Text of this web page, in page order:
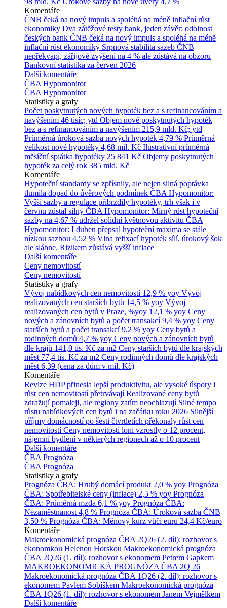
Komentáře
ČNB čeká na nový impuls a spoléhá na méně inflační růst
ekonomiky Dva zátěžové testy bank, jeden závěr: odolnost
českých bank ČNB čeká na nový impuls a spoléhá na méně
inflační růst ekonomiky Srpnová stabilita sazeb ČNB
nepřekvapí, zářijové zvýšení na 4 % ale zůstává na obzoru
Bankovní statistika za červen 2026
Další komentáře
ČBA Hypomonitor
ČBA Hypomonitor
Statistiky a grafy
Počet poskytnutých nových hypoték bez a s refinancováním a
navýšením 46 tisíc; ytd Objem nově poskytnutých hypoték
bez a s refinancováním a navýšením 215,9 mld. Kč; ytd
Průměrná úroková sazba nových hypoték 4,79 % Průměrná
velikost nové hypotéky 4,68 mil. Kč Ilustrativní průměrná
měsíční splátka hypotéky 25 841 Kč Objemy poskytnutých
hypoték za celý rok 385 mld. Kč
Komentáře
Hypoteční standardy se zpřísnily, ale nejen silná poptávka
tlumila dopad do úvěrových podmínek ČBA Hypomonitor:
Vyšší sazby a regulace přibrzdily hypotéky, trh však i v
červnu zůstal silný ČBA Hypomonitor: Mírný růst hypoteční
sazby na 4,67 % udržel solidní květnovou aktivitu ČBA
Hypomonitor: I duben přepsal hypoteční maxima se stále
nízkou sazbou 4,52 % Vlna refixací hypoték sílí, úrokový šok
ale slábne. Rizikem zůstává vyšší inflace
Další komentáře
Ceny nemovitostí
Ceny nemovitostí
Statistiky a grafy
Vývoj nabídkových cen nemovitostí 12,9 % yoy Vývoj
realizovaných cen starších bytů 14,5 % yoy Vývoj
realizovaných cen bytů v Praze, %yoy 12,1 % yoy Ceny
nových a zánovních bytů a počet transakcí 9,4 % yoy Ceny
starších bytů a počet transakcí 9,2 % yoy Ceny bytů a
rodinných domů 4,7 % yoy Ceny nových a zánovních bytů
dle krajů 141,0 tis. Kč za m2 Ceny starších bytů dle krajských
měst 77,4 tis. Kč za m2 Ceny rodinných domů dle krajských
měst 6,39 (cena za dům v mil. Kč)
Komentáře
Revize HDP přinesla lepší produktivitu, ale vysoké úspory i
růst cen nemovitostí přetrvávají Realizované ceny bytů
zdražují pomaleji, ale regiony zatím neochlazují Silné tempo
růstu nabídkových cen bytů i na začátku roku 2026 Silnější
příjmy domácností po šesti čtvrtletích překonaly růst cen
nemovitostí Ceny nemovitostí loni vzrostly o 12 procent,
nájemní bydlení v některých regionech až o 10 procent
Další komentáře
ČBA Prognóza
ČBA Prognóza
Statistiky a grafy
Prognóza ČBA: Hrubý domácí produkt 2,0 % yoy Prognóza
ČBA: Spotřebitelské ceny (inflace) 2,5 % yoy Prognóza
ČBA: Průměrná mzda 6,1 % yoy Prognóza ČBA:
Nezaměstnanost 4,8 % Prognóza ČBA: Úroková sazba ČNB
3,50 % Prognóza ČBA: Měnový kurz vůči euru 24,4 Kč/euro
Komentáře
Makroekonomická prognóza ČBA 2Q26 (2. díl): rozhovor s
ekonomkou Helenou Horskou Makroekonomická prognóza
ČBA 2Q26 (1. díl): rozhovor s ekonomem Petrem Gapkem
MAKROEKONOMICKÁ PROGNÓZA ČBA 2Q 26
Makroekonomická prognóza ČBA 1Q26 (2. díl): rozhovor s
ekonomem Pavlem Sobíškem Makroekonomická prognóza
ČBA 1Q26 (1. díl): rozhovor s ekonomem Janem Vejmělkem
Další komentáře